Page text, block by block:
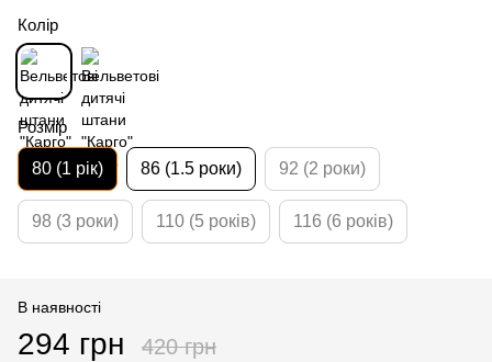
Колір
Розмір
80 (1 рік) 86 (1.5 роки) 92 (2 роки)
98 (3 роки) 110 (5 років) 116 (6 років)
В наявності
294 грн 420 грн